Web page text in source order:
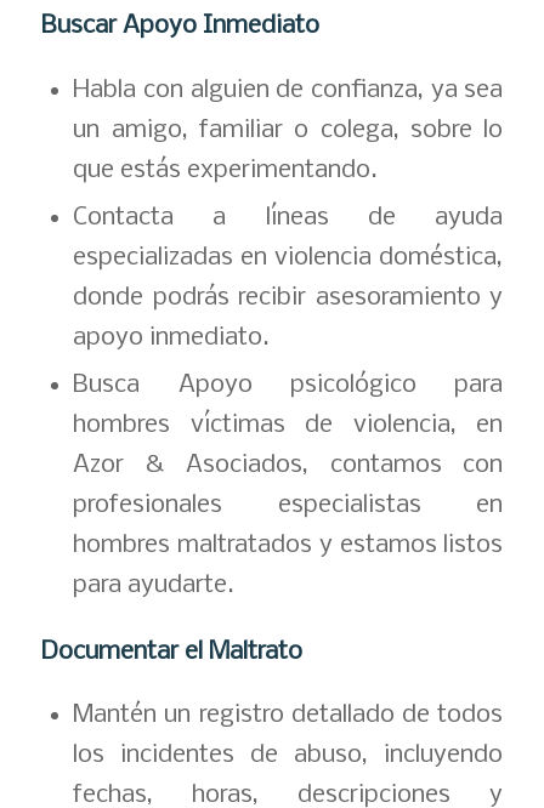
Buscar Apoyo Inmediato
Habla con alguien de confianza, ya sea
un amigo, familiar o colega, sobre lo
que estás experimentando.
Contacta a líneas de ayuda
especializadas en violencia doméstica,
donde podrás recibir asesoramiento y
apoyo inmediato.
Busca Apoyo psicológico para
hombres víctimas de violencia, en
Azor & Asociados, contamos con
profesionales especialistas en
hombres maltratados y estamos listos
para ayudarte.
Documentar el Maltrato
Mantén un registro detallado de todos
los incidentes de abuso, incluyendo
fechas, horas, descripciones y